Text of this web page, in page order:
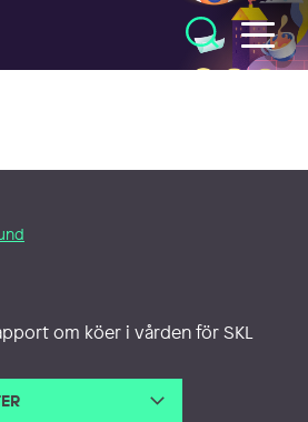
om köer i vården för SKL